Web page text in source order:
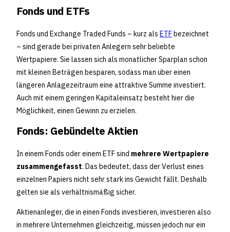
Fonds und ETFs
Fonds und Exchange Traded Funds – kurz als ETFbezeichnet
– sind gerade bei privaten Anlegern sehr beliebte
Wertpapiere. Sie lassen sich als monatlicher Sparplan schon
mit kleinen Beträgen besparen, sodass man über einen
längeren Anlagezeitraum eine attraktive Summe investiert.
Auch mit einem geringen Kapitaleinsatz besteht hier die
Möglichkeit, einen Gewinn zu erzielen.
Fonds: Gebündelte Aktien
In einem Fonds oder einem ETF sind mehrere Wertpapiere
zusammengefasst. Das bedeutet, dass der Verlust eines
einzelnen Papiers nicht sehr stark ins Gewicht fällt. Deshalb
gelten sie als verhältnismäßig sicher.
Aktienanleger, die in einen Fonds investieren, investieren also
in mehrere Unternehmen gleichzeitig, müssen jedoch nur ein